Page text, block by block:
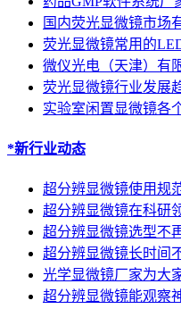
国内荧光显微镜市场
荧光显微镜常用的
微仪光电（天津）有
荧光显微镜行业发
实验室闲置显微镜各
*新行业动态
超分辨显微镜使用规
超分辨显微镜在科研
超分辨显微镜选型不
超分辨显微镜长时间
光学显微镜厂家为大
超分辨显微镜能观察